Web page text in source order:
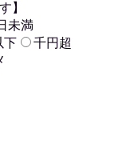
】
未満
下
千円超